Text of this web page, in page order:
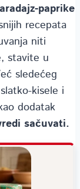
paprike
recepata
niti
stavite u
sledećeg
kisele i
dodatak
sačuvati.